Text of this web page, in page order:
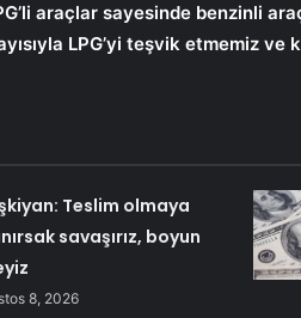
araçlar sayesinde benzinli
LPG’yi teşvik etmemiz ve
Teslim olmaya
savaşırız, boyun
8, 2026